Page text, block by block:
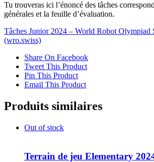
Tu trouveras ici l’énoncé des tâches
générales et la feuille d’évaluation.
Tâches Junior 2024 – World Robot Olympiad
(wro.swiss)
Share On Facebook
Tweet This Product
Pin This Product
Email This Product
Produits similaires
Out of stock
Terrain de jeu Elementary